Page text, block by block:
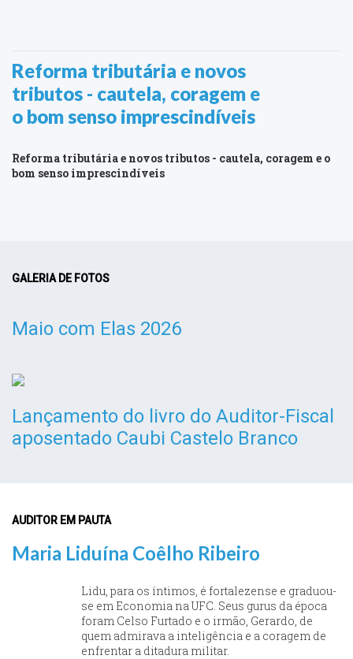
Reforma tributária e novos
tributos - cautela, coragem e
o bom senso imprescindíveis
Reforma tributária e novos tributos - cautela, coragem e o
bom senso imprescindíveis
GALERIA DE FOTOS
Maio com Elas 2026
Lançamento do livro do Auditor-Fiscal
aposentado Caubi Castelo Branco
AUDITOR EM PAUTA
Maria Liduína Coêlho Ribeiro
Lidu, para os íntimos, é fortalezense e graduou-
se em Economia na UFC. Seus gurus da época
foram Celso Furtado e o irmão, Gerardo, de
quem admirava a inteligência e a coragem de
enfrentar a ditadura militar.